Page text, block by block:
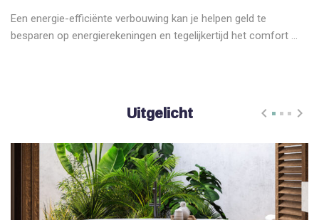
Een energie-efficiënte verbouwing kan je helpen geld te
besparen op energierekeningen en tegelijkertijd het comfort ...
Uitgelicht